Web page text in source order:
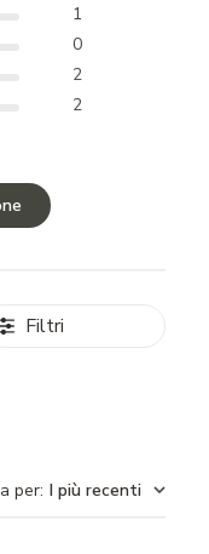
1
0
2
2
Filtri
per: I più recenti